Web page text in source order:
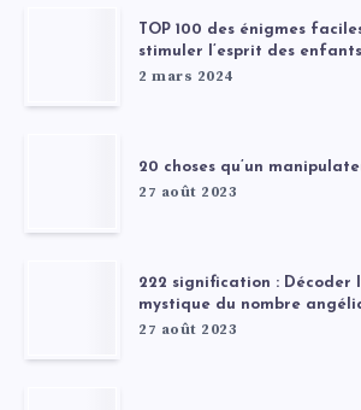
TOP 100 des énigmes
stimuler l’esprit des enfants
2 mars 2024
20 choses qu’un
27 août 2023
222 signification : Décoder
mystique du nombre
27 août 2023